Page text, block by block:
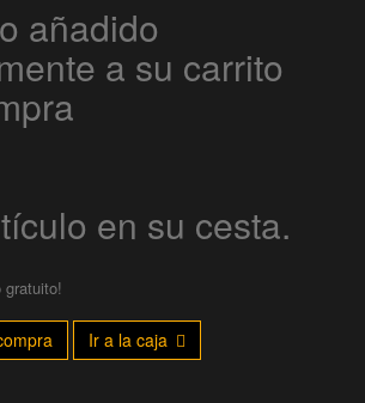
añadido
a su carrito
en su cesta.
gratuito!
Ir a la caja